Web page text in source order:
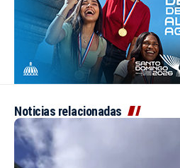
Noticias relacionadas